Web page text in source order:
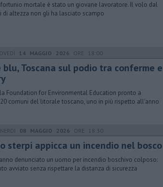
mortale è stato un giovane lavoratore. Il volo dal
di altezza non gli ha lasciato scampo
14 MAGGIO 2026 ORE 18:00
blu, Toscana sul podio tra conferme e
Foundation for Environmental Education pronto a
comuni del litorale toscano, uno in più rispetto all'anno
08 MAGGIO 2026 ORE 18:30
sterpi appicca un incendio nel bosco
denunciato un uomo per incendio boschivo colposo:
avviato senza rispettare la distanza di sicurezza